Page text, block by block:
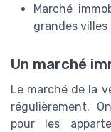
Marché
grandes
Un marché
Le marché de la
régulièrement.
pour les